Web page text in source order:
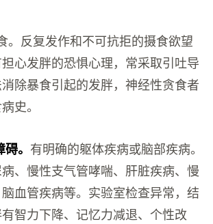
。反复发作和不可抗拒的摄食欲望
心发胖的恐惧心理，常采取引吐导
除暴食引起的发胖，神经性贪食者
史。
。 有明确的躯体疾病或脑部疾病。
、慢性支气管哮喘、肝脏疾病、慢
血管疾病等。实验室检查异常，结
智力下降、记忆力减退、个性改